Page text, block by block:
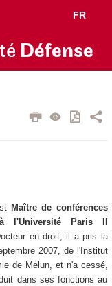
FR
Défense
Maître de conférences
Paris II
en droit, il a pris la
2007, de l'Institut
de Melun, et n'a cessé,
dans ses fonctions au